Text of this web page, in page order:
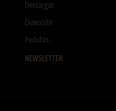
Descargas
Dirección
Pedidos
NEWSLETTER